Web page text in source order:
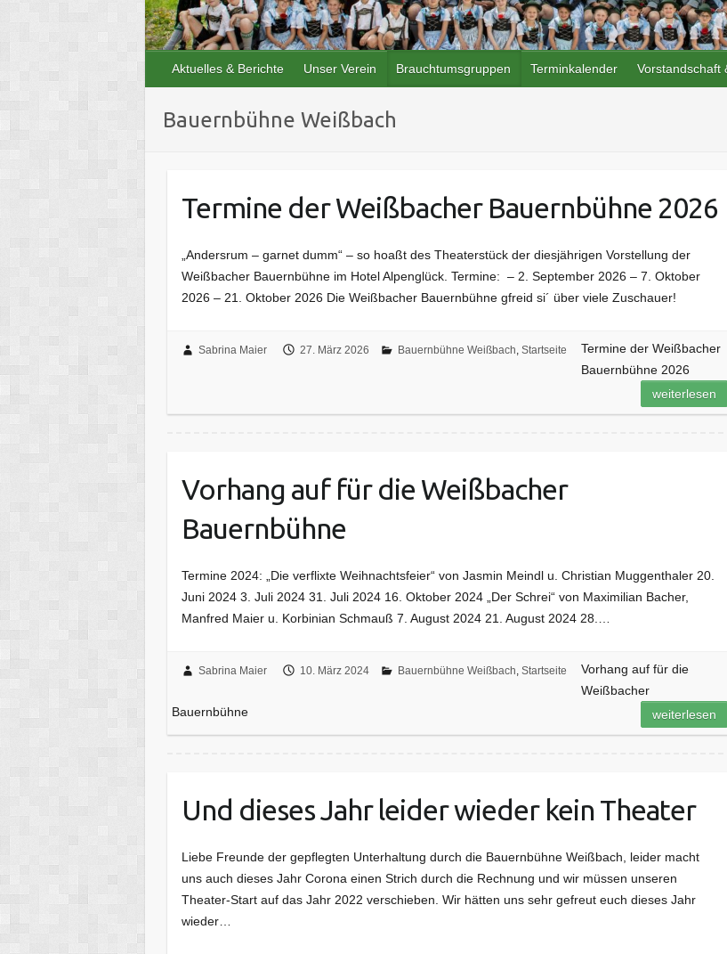
Aktuelles & Berichte Unser Verein Brauchtumsgruppen Terminkalender Vorstandschaft
Bauernbühne Weißbach
Termine der Weißbacher Bauernbühne 2026
„Andersrum – garnet dumm“ – so hoaßt des Theaterstück der diesjährigen Vorstellung der
Weißbacher Bauernbühne im Hotel Alpenglück. Termine: – 2. September 2026 – 7. Oktober
2026 – 21. Oktober 2026 Die Weißbacher Bauernbühne gfreid si´ über viele Zuschauer!
Sabrina Maier 27. März 2026 Bauernbühne Weißbach Startseite
Termine der Weißbacher
Bauernbühne 2026
weiterlesen
Vorhang auf für die Weißbacher
Bauernbühne
Termine 2024: „Die verflixte Weihnachtsfeier“ von Jasmin Meindl u. Christian Muggenthaler 20.
Juni 2024 3. Juli 2024 31. Juli 2024 16. Oktober 2024 „Der Schrei“ von Maximilian Bacher,
Manfred Maier u. Korbinian Schmauß 7. August 2024 21. August 2024 28.…
Sabrina Maier 10. März 2024 Bauernbühne Weißbach Startseite
Vorhang auf für die
Weißbacher
Bauernbühne
weiterlesen
Und dieses Jahr leider wieder kein Theater
Liebe Freunde der gepflegten Unterhaltung durch die Bauernbühne Weißbach, leider macht
uns auch dieses Jahr Corona einen Strich durch die Rechnung und wir müssen unseren
Theater-Start auf das Jahr 2022 verschieben. Wir hätten uns sehr gefreut euch dieses Jahr
wieder…